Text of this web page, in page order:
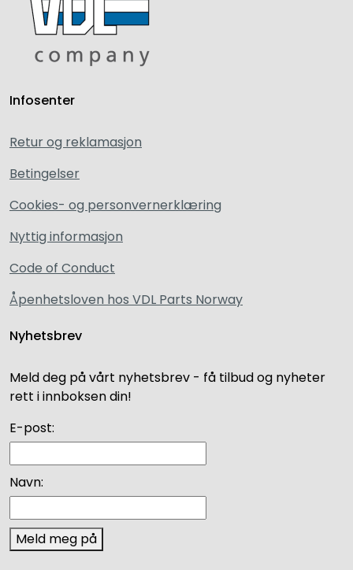
Infosenter
Retur og reklamasjon
Betingelser
Cookies- og personvernerklæring
Nyttig informasjon
Code of Conduct
Åpenhetsloven hos VDL Parts Norway
Nyhetsbrev
Meld deg på vårt nyhetsbrev - få tilbud og nyheter
rett i innboksen din!
E-post:
Navn:
Meld meg på